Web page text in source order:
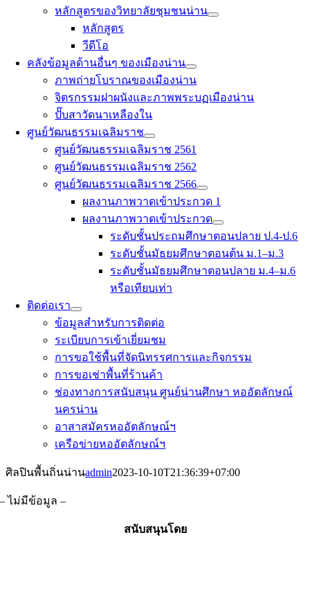
หลักสูตรของวิทยาลัยชุมชนน่าน
หลักสูตร
วีดีโอ
คลังข้อมูลด้านอื่นๆ ของเมืองน่าน
ภาพถ่ายโบราณของเมืองน่าน
จิตรกรรมฝาผนังและภาพพระบฏเมืองน่าน
ปั๊บสาวัดนาเหลืองใน
ศูนย์วัฒนธรรมเฉลิมราช
ศูนย์วัฒนธรรมเฉลิมราช 2561
ศูนย์วัฒนธรรมเฉลิมราช 2562
ศูนย์วัฒนธรรมเฉลิมราช 2566
ผลงานภาพวาดเข้าประกวด 1
ผลงานภาพวาดเข้าประกวด
ระดับชั้นประถมศึกษาตอนปลาย ป.4-ป.6
ระดับชั้นมัธยมศึกษาตอนต้น ม.1–ม.3
ระดับชั้นมัธยมศึกษาตอนปลาย ม.4–ม.6
หรือเทียบเท่า
ติดต่อเรา
ข้อมูลสำหรับการติดต่อ
ระเบียบการเข้าเยี่ยมชม
การขอใช้พื้นที่จัดนิทรรศการและกิจกรรม
การขอเช่าพื้นที่ร้านค้า
ช่องทางการสนับสนุน ศูนย์น่านศึกษา หออัตลักษณ์
นครน่าน
อาสาสมัครหออัตลักษณ์ฯ
เครือข่ายหออัตลักษณ์ฯ
ศิลปินพื้นถิ่นน่านadmin2023-10-10T21:36:39+07:00
– ไม่มีข้อมูล –
สนับสนุนโดย